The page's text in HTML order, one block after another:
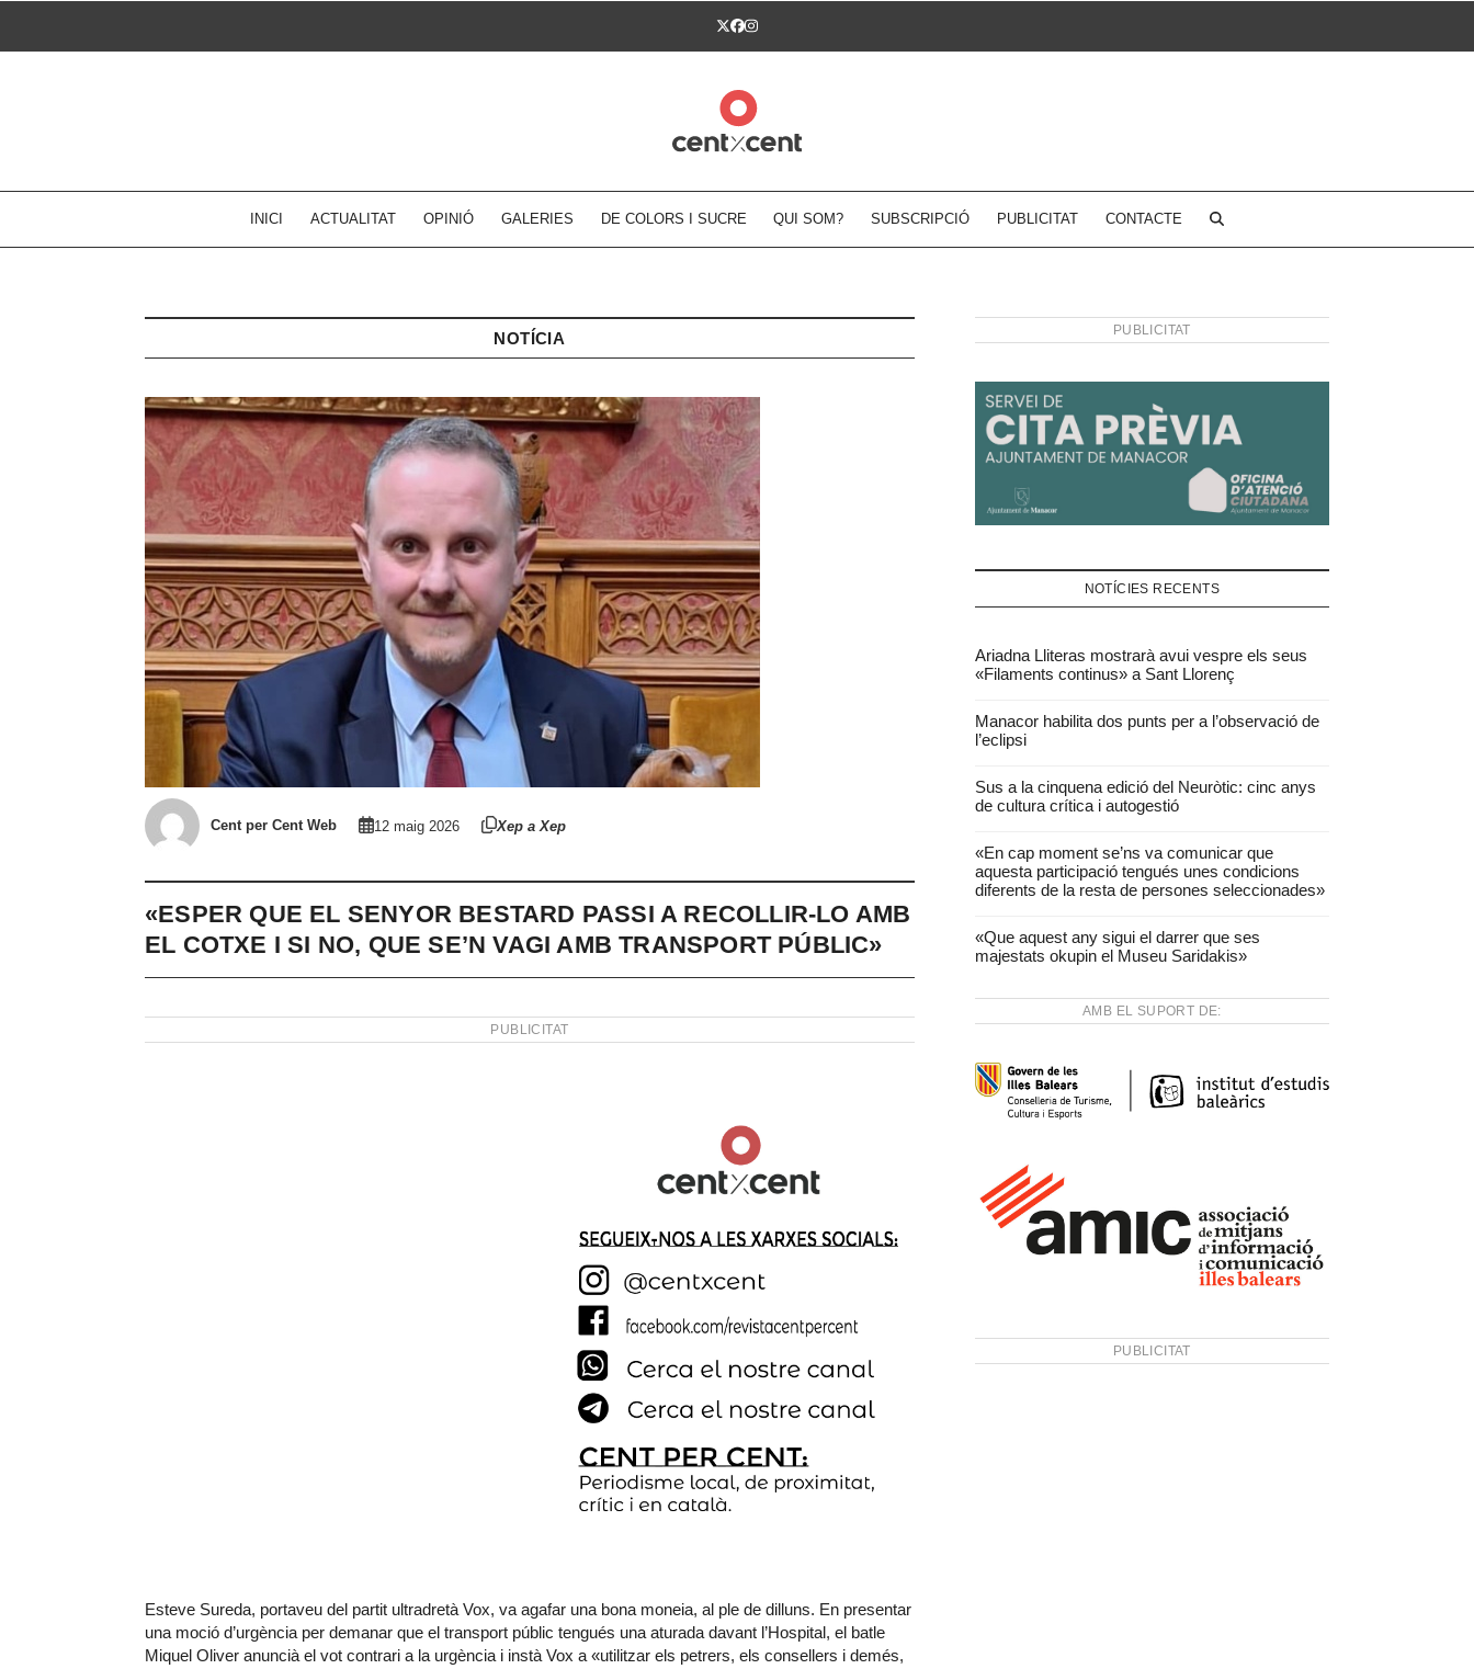
Twitter
Facebook
Instagram
INICI ACTUALITAT OPINIÓ GALERIES DE COLORS I SUCRE QUI SOM? SUBSCRIPCIÓ PUBLICITAT CONTACTE
NOTÍCIA
Cent per Cent Web 12 maig 2026 Xep a Xep
«ESPER QUE EL SENYOR BESTARD PASSI A RECOLLIR-LO AMB
EL COTXE I SI NO, QUE SE’N VAGI AMB TRANSPORT PÚBLIC»
PUBLICITAT
Esteve Sureda, portaveu del partit ultradretà Vox, va agafar una bona moneia, al ple de dilluns. En presentar
una moció d’urgència per demanar que el transport públic tengués una aturada davant l’Hospital, el batle
Miquel Oliver anuncià el vot contrari a la urgència i instà Vox a «utilitzar els petrers, els consellers i demés,
PUBLICITAT
NOTÍCIES RECENTS
Ariadna Lliteras mostrarà avui vespre els seus
«Filaments continus» a Sant Llorenç
Manacor habilita dos punts per a l’observació de
l’eclipsi
Sus a la cinquena edició del Neuròtic: cinc anys
de cultura crítica i autogestió
«En cap moment se’ns va comunicar que
aquesta participació tengués unes condicions
diferents de la resta de persones seleccionades»
«Que aquest any sigui el darrer que ses
majestats okupin el Museu Saridakis»
AMB EL SUPORT DE:
PUBLICITAT